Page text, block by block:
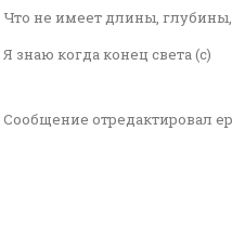
Что не имеет длины,
Я знаю когда конец света (с)
Сообщение отредактировал